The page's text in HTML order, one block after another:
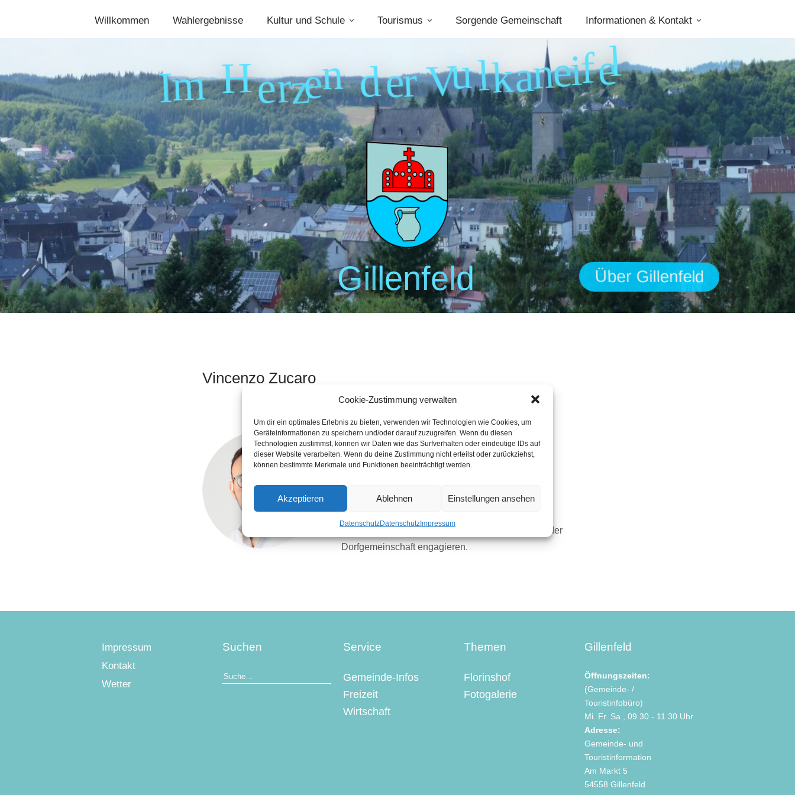
Cookie-Zustimmung verwalten
Um dir ein optimales Erlebnis zu bieten, verwenden wir Technologien wie Cookies, um
Geräteinformationen zu speichern und/oder darauf zuzugreifen. Wenn du diesen
Technologien zustimmst, können wir Daten wie das Surfverhalten oder eindeutige IDs auf
dieser Website verarbeiten. Wenn du deine Zustimmung nicht erteilst oder zurückziehst,
können bestimmte Merkmale und Funktionen beeinträchtigt werden.
Akzeptieren Ablehnen Einstellungen ansehen
DatenschutzDatenschutzImpressum
Willkommen Wahlergebnisse Kultur und Schule Tourismus Sorgende Gemeinschaft Informationen & Kontakt
Gillenfeld
ImHerzenderVulkaneifel
Über Gillenfeld
Vincenzo Zucaro
Beruf:Vermessungstechniker
Persönliche Angaben (Familie, Hobbys):
verheiratet, 2 Kinder
Was treibt mich an:
Ich möchte die Zukunft unserer Gemeinde aktiv
mitgestalten und mich als junger Familienvater in der
Dorfgemeinschaft engagieren.
Impressum
Kontakt
Wetter
Suchen Service
Gemeinde-Infos
Freizeit
Wirtschaft
Themen
Florinshof
Fotogalerie
Gillenfeld
Öffnungszeiten:
(Gemeinde- /
Touristinfobüro)
Mi. Fr. Sa., 09.30 - 11.30 Uhr
Adresse:
Gemeinde- und
Touristinformation
Am Markt 5
54558 Gillenfeld